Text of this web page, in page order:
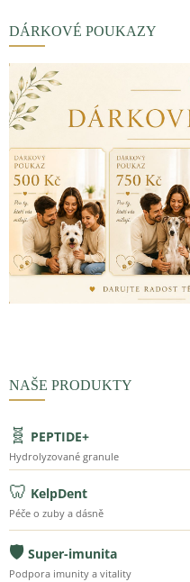
DÁRKOVÉ POUKAZY
NAŠE PRODUKTY
🧬 PEPTIDE+
Hydrolyzované granule
🦷 KelpDent
Péče o zuby a dásně
🛡️ Super-imunita
Podpora imunity a vitality